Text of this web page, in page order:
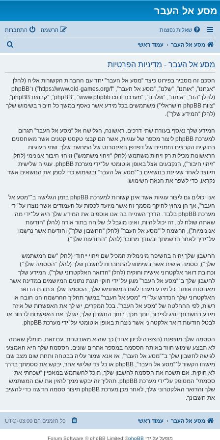
מסע אל העבר
שאלות נפוצות התחברות הרשמה
מסע אל העבר עמוד ראשי
מסע אל העבר - מדיניות הפרטיות
הסכם זה מסביר בפירוט כיצד “מסע אל העבר” יחד עם החברות הקשורות אליה (להלן
“אנחנו”, “אותנו”, “שלנו”, “מסע אל העבר”, “https://www.old-games.org/f”) ו־phpBB
(להלן “הם”, “אותם”, “שלהם”, “מערכת phpBB”, “www.phpbb.co.il”, “קבוצת phpBB”,
“צוות phpBB הישראלי”) משתמשים בכל מידע אשר נאסף במשך כל חיבור בשימוש שלך
(להלן “המידע שלך”).
המידע שלך נאסף בעזרת שתי דרכים. ראשונה, הגלישה אל “מסע אל העבר” תגרום
למערכת phpBB ליצור מספר של עוגיות, אשר הם קבצי טקסט קטנים אשר מאוחסנים
בתיקיית הקבצים הזמניים של דפדפן האינטרנט של המחשב שלך. שתי העוגיות
הראשונות מכילות רק זיהות משתמש (להלן “זיהוי משתמש”) וזיהוי חיבור אנונימי (להלן
“זיהוי חיבור”), הנקבעים אצל באופן אוטומטי על־ידי מערכת phpBB. עוגייה שלישית
תיווצר לאחר שעיינת בנושאים ב־“מסע אל העבר” ובשימוש כדי לסמן את הנושאים אשר
נקראו, כדי לשפר את הנאת השימוש.
אנו יכולים גם ליצור עוגיות אשר אינן קשורות למערכת phpBB בזמן הגלישה ב־“מסע אל
העבר”, אך הן מחוץ להיקף מסמך זה אשר מיועד לכסות על העמודים אשר נוצרו על־ידי
מערכת phpBB בלבד. הדרך השנייה בה אנו אוספים את המידע שלך היא על־ידי מה
שאתה שולח לנו. זה יכול להיות, ואינו מוגבל ל: שליחה בתור אורח (להלן “הודעות
אנונימיות”), הרשמה ל־“מסע אל העבר” (להלן “החשבון שלך”) והודעות אשר נרשמו
על־ידיך לאחר הרשמתך ובעודך מחובר (להלן “ההודעות שלך”).
החשבון שלך יהיה בחשיפה מינימלית המכיל שם זיהוי ייחודי (להלן “שם המשתמש
שלך”), ססמה אישית אשר בשימוש להתחברות לחשבון שלך (להלן “הססמה שלך”)
וכתובת דואר אלקטרוני אישית וחוקית (להלן “הדואר האלקטרוני שלך”). המידע שלך
לחשבון שלך ב־“מסע אל העבר” מוגן על־ידי חוקי הגנת נתונים המיושמים במדינה אשר
מאחסנת אותנו. כל מידע מעבר לשם המשתמש שלך, הססמה שלך וכתובת הדואר
האלקטרוני שלך הנדרש על־ידי “מסע אל העבר” במשך תהליך ההרשמה הנו חובה או
רשות, לפי ההחלטה של “מסע אל העבר”. בכל המקרים, יש לך את האפשרות של איזה
מידע בחשבונך יוצג לציבור. יותך מכך, בתוך החשבון שלך, יש לך את האפשרות לבחור או
לבטל הודעות דואר אלקטרוני אשר נוצרות באופן אוטומטי על־ידי מערכת phpBB.
הססמה שלך מוצפנת (הצפנה לכיוון אחד) כך שהיא מאובטחת. עם זאת, מומלץ שאתה
לא תבצע שימוש חוזר באותה הססמה במספר אתרים שונים. הססמה שלך היא האמצעי
לגישה לחשבון שלך ב־“מסע אל העבר”, אז אנא שמור עליה בבטחה ותחת שום מצב שבו
מישהו הקשור ל־“מסע אל העבר”, phpBB או כל צד שלישי אחר, יבקש את ססמתך בדרך
לא חוקית. אם תשכח את הססמה לחשבון שלך, תוכל להשתמש במאפיין “שכחתי את
ססמתי” המסופק על־ידי מערכת phpBB. תהליך זה יבקש ממך להזין את שם המשתמש
שלך והדואר האלקטרוני שלך, לאחר מכן מערכת phpBB תיצור ססמה חדשה כדי להשיב
את חשבונך.
מסע אל העבר עמוד ראשי כל הזמנים הם UTC+03:00
מופעל על ידי phpBB
® Forum Software © phpBB Limited